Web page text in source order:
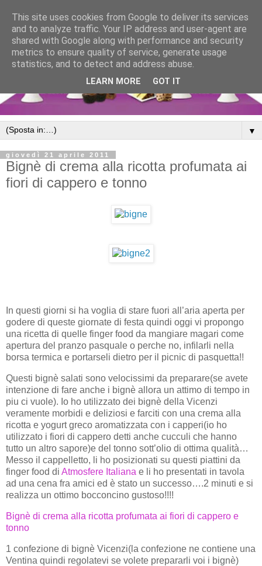
▼
giovedì 21 aprile 2011
Bignè di crema alla ricotta profumata ai
fiori di cappero e tonno
In questi giorni si ha voglia di stare fuori all’aria aperta per
godere di queste giornate di festa quindi oggi vi propongo
una ricetta di quelle finger food da mangiare magari come
apertura del pranzo pasquale o perche no, infilarli nella
borsa termica e portarseli dietro per il picnic di pasquetta!!
Questi bignè salati sono velocissimi da preparare(se avete
intenzione di fare anche i bignè allora un attimo di tempo in
piu ci vuole). Io ho utilizzato dei bignè della Vicenzi
veramente morbidi e deliziosi e farciti con una crema alla
ricotta e yogurt greco aromatizzata con i capperi(io ho
utilizzato i fiori di cappero detti anche cucculi che hanno
tutto un altro sapore)e del tonno sott’olio di ottima qualità…
Messo il cappelletto, li ho posizionati su questi piattini da
finger food di Atmosfere Italiana e li ho presentati in tavola
ad una cena fra amici ed è stato un successo….2 minuti e si
realizza un ottimo bocconcino gustoso!!!!
Bignè di crema alla ricotta profumata ai fiori di cappero e
tonno
1 confezione di bignè Vicenzi(la confezione ne contiene una
Ventina quindi regolatevi se volete prepararli voi i bignè)
This site uses cookies from Google to deliver its services
and to analyze traffic. Your IP address and user-agent are
shared with Google along with performance and security
metrics to ensure quality of service, generate usage
statistics, and to detect and address abuse.
LEARN MORE GOT IT